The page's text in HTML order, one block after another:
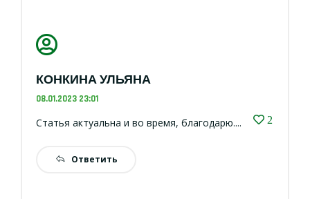
КОНКИНА УЛЬЯНА
08.01.2023 23:01
2
Статья актуальна и во время, благодарю....
Ответить